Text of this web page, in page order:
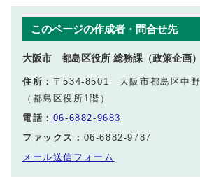
このページの作成者・問合せ先
大阪市 都島区役所 総務課（政策企画）
住所： 〒534-8501 大阪市都島区中
（都島区役所1階）
電話： 06‐6882‐9683
ファックス： 06‐6882‐9787
メール送信フォーム